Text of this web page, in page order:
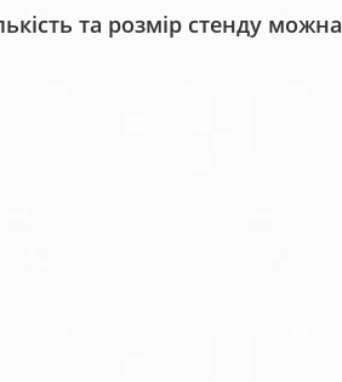
та розмір стенду можна